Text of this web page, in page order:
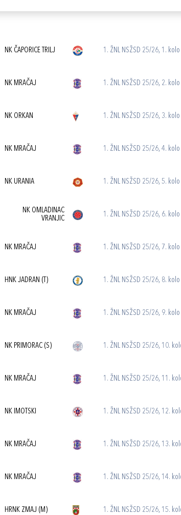
NK ČAPORICE TRILJ 1. ŽNL NSŽSD 25/26, 1. kolo
NK MRAČAJ 1. ŽNL NSŽSD 25/26, 2. kolo
NK ORKAN 1. ŽNL NSŽSD 25/26, 3. kolo
NK MRAČAJ 1. ŽNL NSŽSD 25/26, 4. kolo
NK URANIA 1. ŽNL NSŽSD 25/26, 5. kolo
NK OMLADINAC
VRANJIC
1. ŽNL NSŽSD 25/26, 6. kolo
NK MRAČAJ 1. ŽNL NSŽSD 25/26, 7. kolo
HNK JADRAN (T) 1. ŽNL NSŽSD 25/26, 8. kolo
NK MRAČAJ 1. ŽNL NSŽSD 25/26, 9. kolo
NK PRIMORAC (S) 1. ŽNL NSŽSD 25/26, 10.
NK MRAČAJ 1. ŽNL NSŽSD 25/26, 11.
NK IMOTSKI 1. ŽNL NSŽSD 25/26, 12.
NK MRAČAJ 1. ŽNL NSŽSD 25/26, 13.
NK MRAČAJ 1. ŽNL NSŽSD 25/26, 14.
HRNK ZMAJ (M) 1. ŽNL NSŽSD 25/26, 15.